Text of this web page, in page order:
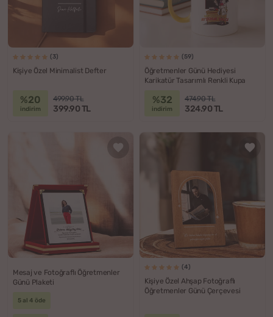
(3)
Kişiye Özel Minimalist Defter
%20
indirim
499.90 TL
399.90 TL
(59)
Öğretmenler Günü Hediyesi
Karikatür Tasarımlı Renkli Kupa
%32
indirim
474.90 TL
324.90 TL
Mesaj ve Fotoğraflı Öğretmenler
Günü Plaketi
5 al 4 öde
(4)
Kişiye Özel Ahşap Fotoğraflı
Öğretmenler Günü Çerçevesi